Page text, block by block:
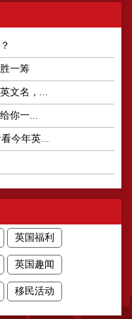
一筹
文名，...
你一...
今年英...
英国福利
英国趣闻
移民活动